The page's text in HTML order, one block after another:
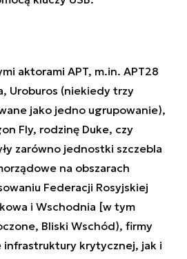
aktorami APT, m.in. APT28
, Uroburos (niekiedy trzy
jako jedno ugrupowanie),
Fly, rodzinę Duke, czy
zarówno jednostki szczebla
na obszarach
Federacji Rosyjskiej
i Wschodnia [w tym
Bliski Wschód), firmy
infrastruktury krytycznej, jak i